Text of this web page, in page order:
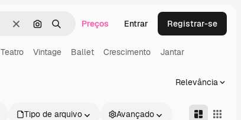
LimparPesquisar por imagem
BuscarPreços Entrar Registrar-se
Teatro Vintage Ballet Crescimento Jantar
Relevância
Tipo de arquivo Avançado